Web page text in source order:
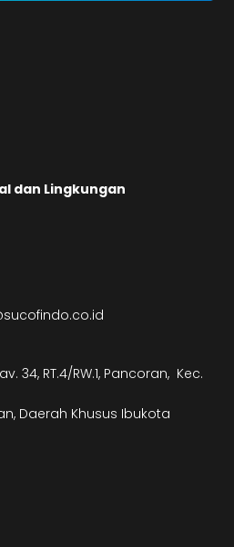
dan Lingkungan
34, RT.4/RW.1, Pancoran, Kec.
Daerah Khusus Ibukota